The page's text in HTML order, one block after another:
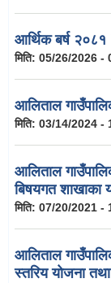
आर्थिक बर्ष
मिति: 05/26/2026 -
आलिताल
मिति: 03/14/2024 -
आलिताल
बिषयगत शाखाका
मिति: 07/20/2021 -
आलिताल
स्तरिय योजना